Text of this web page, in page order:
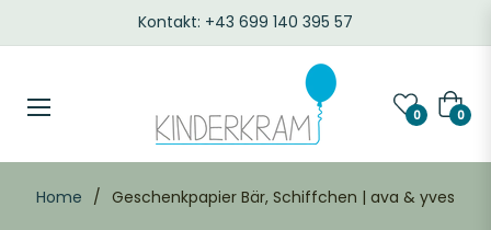
Kontakt: +43 699 140 395 57
0 0
Home / Geschenkpapier Bär, Schiffchen | ava & yves